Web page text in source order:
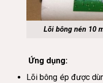
Lõi bông nén 10
Ứng dụng:
Lõi bông ép được